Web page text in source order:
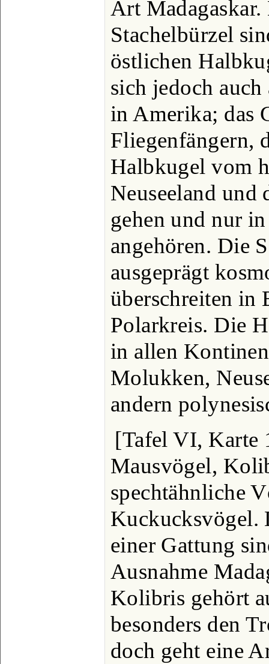
Art
Stachelbürzel
östlichen
sich jedoch
in Amerika; das
Fliegenfängern,
Halbkugel vom
Neuseeland und
gehen und nur
angehören. Die
ausgeprägt
überschreiten in
Polarkreis. Die
in allen
Molukken,
andern
[Tafel VI, Karte
Mausvögel,
spechtähnliche
Kuckucksvögel.
einer Gattung
Ausnahme
Kolibris gehört
besonders den
doch geht eine